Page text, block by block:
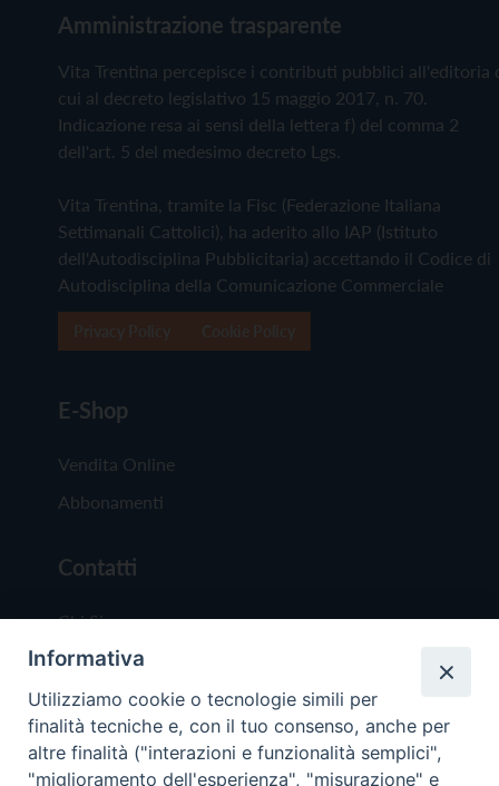
Amministrazione trasparente
Vita Trentina percepisce i contributi pubblici all'editoria
cui al decreto legislativo 15 maggio 2017, n. 70.
Indicazione resa ai sensi della lettera f) del comma 2
dell'art. 5 del medesimo decreto Lgs.
Vita Trentina, tramite la Fisc (Federazione Italiana
Settimanali Cattolici), ha aderito allo IAP (Istituto
dell'Autodisciplina Pubblicitaria) accettando il Codice di
Autodisciplina della Comunicazione Commerciale
E-Shop
Vendita Online
Abbonamenti
Contatti
Chi Siamo
Redazione
Scrivici
Informativa
Utilizziamo cookie o tecnologie simili per
finalità tecniche e, con il tuo consenso, anche per
altre finalità ("interazioni e funzionalità semplici",
"miglioramento dell'esperienza", "misurazione" e